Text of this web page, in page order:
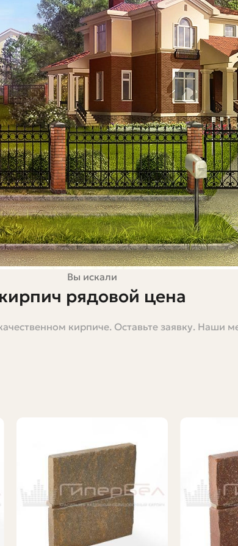
Вы искали
кирпич рядовой цена
— и сразу появляется масса
вы строите дом, забор, гараж или просто
покупать сотни и тысячи штук для
Делюсь наблюдениями, примерами
или пустотелый керамический кирпич,
назначение — создание несущих стен и
поверхность, отсутствие сколов и
для основной части здания.
кирпиче. Оставьте заявку. Наши